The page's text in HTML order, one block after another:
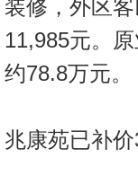
装修，外区
11,985元。
约78.8万元。
兆康苑已补